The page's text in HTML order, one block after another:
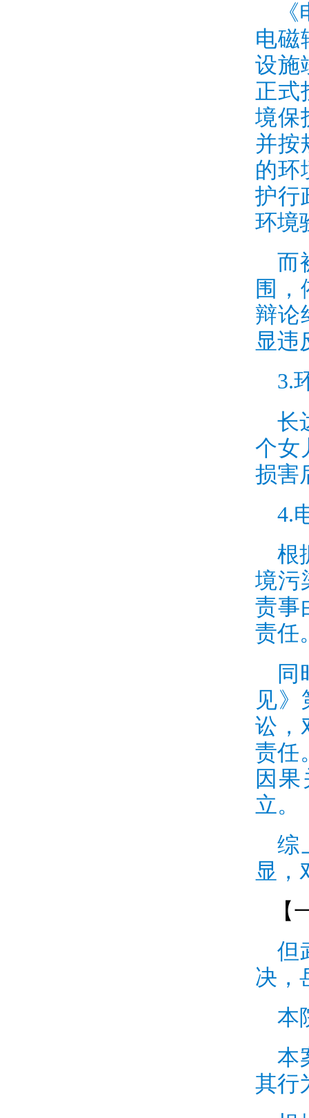
电磁
设施
正式
境保
并按
的环
护行
环境
而
围，
辩论
显违
3.
长
个女
损害
4.
根
境污
责事
责任
同
见
讼，
责任
因
立。
综
显，
【
但
决，
本
本
其行